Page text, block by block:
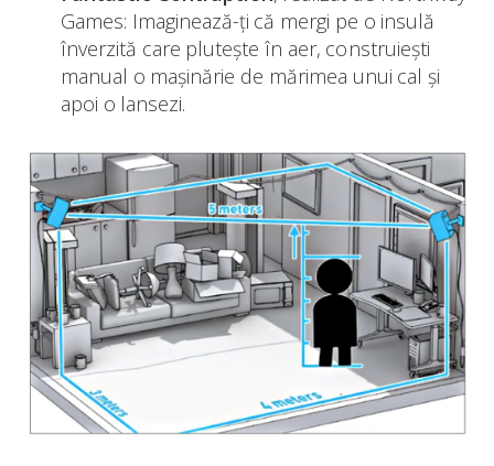
Games: Imaginează-ți că mergi pe o insulă
înverzită care pluteşte în aer, construiești
manual o maşinărie de mărimea unui cal şi
apoi o lansezi.